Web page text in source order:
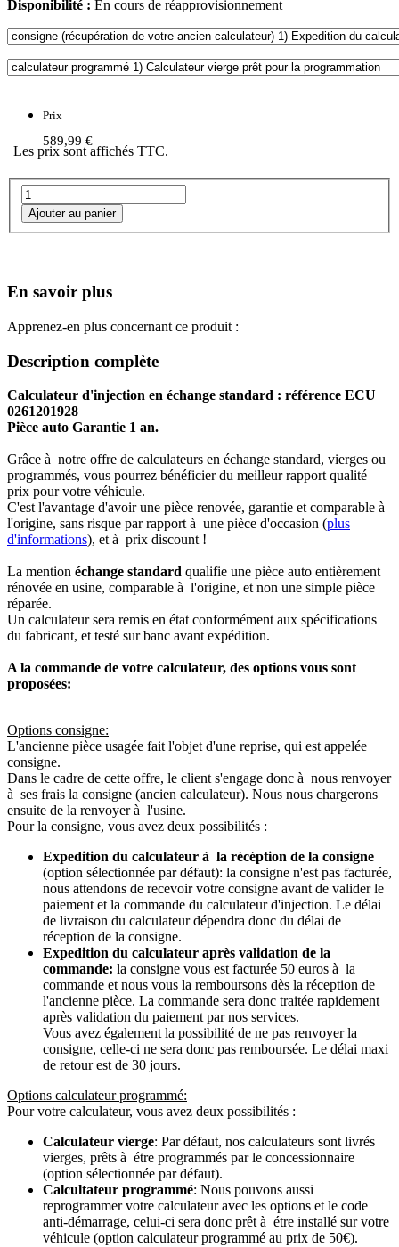
Disponibilité : En cours de réapprovisionnement
Prix
589,99 €
Les prix sont affichés TTC.
En savoir plus
Apprenez-en plus concernant ce produit :
Description complète
Calculateur d'injection en échange standard : référence ECU
0261201928
Pièce auto Garantie 1 an.
Grâce à notre offre de calculateurs en échange standard, vierges ou
programmés, vous pourrez bénéficier du meilleur rapport qualité
prix pour votre véhicule.
C'est l'avantage d'avoir une pièce renovée, garantie et comparable à
l'origine, sans risque par rapport à une pièce d'occasion (plus
d'informations), et à prix discount !
La mention échange standard qualifie une pièce auto entièrement
rénovée en usine, comparable à l'origine, et non une simple pièce
réparée.
Un calculateur sera remis en état conformément aux spécifications
du fabricant, et testé sur banc avant expédition.
A la commande de votre calculateur, des options vous sont
proposées:
Options consigne:
L'ancienne pièce usagée fait l'objet d'une reprise, qui est appelée
consigne.
Dans le cadre de cette offre, le client s'engage donc à nous renvoyer
à ses frais la consigne (ancien calculateur). Nous nous chargerons
ensuite de la renvoyer à l'usine.
Pour la consigne, vous avez deux possibilités :
Expedition du calculateur à la récéption de la consigne
(option sélectionnée par défaut): la consigne n'est pas facturée,
nous attendons de recevoir votre consigne avant de valider le
paiement et la commande du calculateur d'injection. Le délai
de livraison du calculateur dépendra donc du délai de
réception de la consigne.
Expedition du calculateur après validation de la
commande: la consigne vous est facturée 50 euros à la
commande et nous vous la remboursons dès la réception de
l'ancienne pièce. La commande sera donc traitée rapidement
après validation du paiement par nos services.
Vous avez également la possibilité de ne pas renvoyer la
consigne, celle-ci ne sera donc pas remboursée. Le délai maxi
de retour est de 30 jours.
Options calculateur programmé:
Pour votre calculateur, vous avez deux possibilités :
Calculateur vierge: Par défaut, nos calculateurs sont livrés
vierges, prêts à étre programmés par le concessionnaire
(option sélectionnée par défaut).
Calcultateur programmé: Nous pouvons aussi
reprogrammer votre calculateur avec les options et le code
anti-démarrage, celui-ci sera donc prêt à étre installé sur votre
véhicule (option calculateur programmé au prix de 50€).